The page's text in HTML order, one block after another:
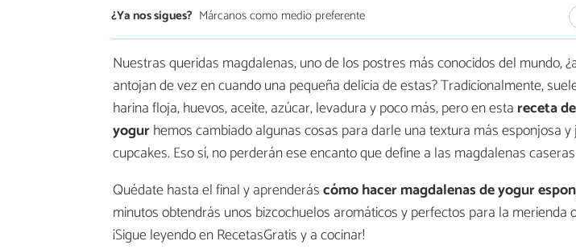
¿Ya nos sigues? Márcanos como medio preferente
Nuestras queridas magdalenas, uno de los postres más conocidos del mundo,
antojan de vez en cuando una pequeña delicia de estas? Tradicionalmente,
harina floja, huevos, aceite, azúcar, levadura y poco más, pero en esta receta
yogurhemos cambiado algunas cosas para darle una textura más esponjosa
cupcakes. Eso sí, no perderán ese encanto que define a las magdalenas
Quédate hasta el final y aprenderáscómo hacer magdalenas de yogur
minutos obtendrás unos bizcochuelos aromáticos y perfectos para la merienda
¡Sigue leyendo en RecetasGratis y a cocinar!